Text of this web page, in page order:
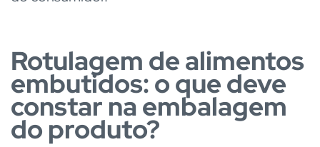
Rotulagem de alimentos
embutidos: o que deve
constar na embalagem
do produto?